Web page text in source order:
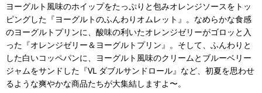
ヨーグルト風味のホイップをたっぷりと包みオレンジソースをトッ
ピングした『ヨーグルトのふんわりオムレット』。なめらかな食感
のヨーグルトプリンに、酸味の利いたオレンジゼリーがゴロッと入
った『オレンジゼリー＆ヨーグルトプリン』。そして、ふんわりと
した白いコッペパンに、ヨーグルト風味のクリームとブルーベリー
ジャムをサンドした『VL ダブルサンドロール』など、初夏を思わせ
るような爽やかな商品たちが大集結しますよ〜。